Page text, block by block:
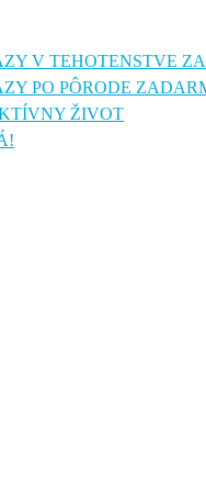
V TEHOTENSTVE
PO PÔRODE
ŽIVOT